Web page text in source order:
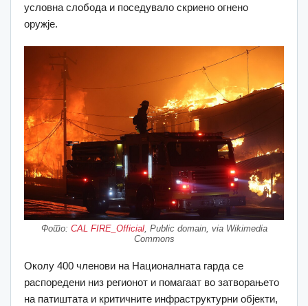
условна слобода и поседувало скриено огнено
оружје.
Фото: CAL FIRE_Official, Public domain, via Wikimedia
Commons
Околу 400 членови на Националната гарда се
распоредени низ регионот и помагаат во затворањето
на патиштата и критичните инфраструктурни објекти,